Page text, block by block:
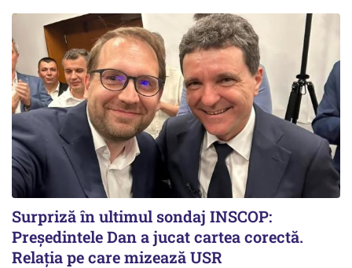
Surpriză în ultimul sondaj INSCOP:
Președintele Dan a jucat cartea corectă.
Relația pe care mizează USR